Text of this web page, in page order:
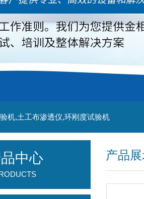
机,土工布渗透仪,环刚度试验机
产品
中心